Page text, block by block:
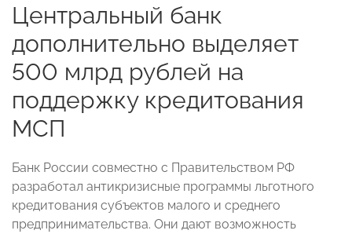
Центральный банк
дополнительно выделяет
500 млрд рублей на
поддержку кредитования
МСП
Банк России совместно с Правительством РФ
разработал антикризисные программы льготного
кредитования субъектов малого и среднего
предпринимательства. Они дают возможность